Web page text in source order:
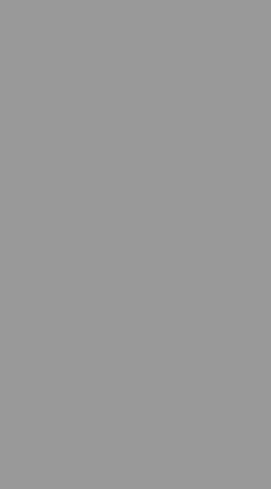
МОДУЛЬ ЦИРКУЛЯЦИИ
СПЕЦИАЛЬНО